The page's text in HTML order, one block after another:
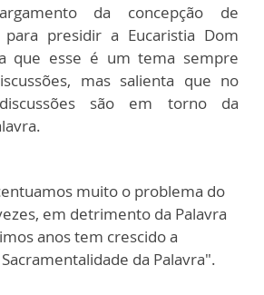
da concepção de
presidir a Eucaristia Dom
que esse é um tema sempre
mas salienta que no
são em torno da
muito o problema do
em detrimento da Palavra
anos tem crescido a
da Palavra".